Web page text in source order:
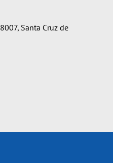
Santa Cruz de